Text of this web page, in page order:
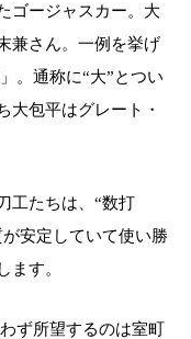
ゴージャスカー。大
兼さん。一例を挙げ
。通称に“大”とつい
大包平はグレート・
工たちは、“数打
安定していて使い勝
ます。
ず所望するのは室町